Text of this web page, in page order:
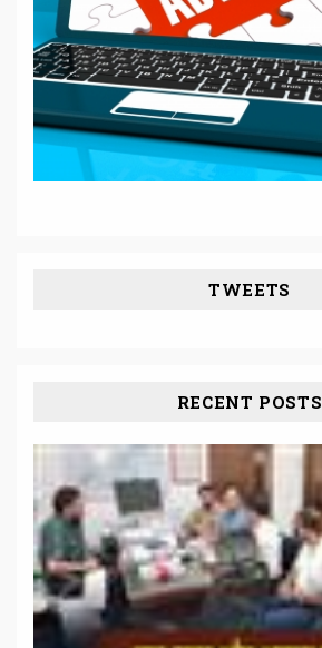
TWEETS
RECENT POSTS